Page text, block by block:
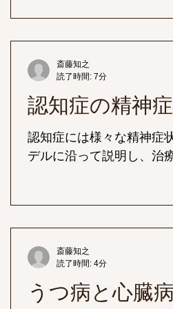
認知症の精神
認知症には様々な精神症
デルに沿って説明し、治
斎藤知之
読了時間: 7分
うつ病と心臓
斎藤知之
読了時間: 4分